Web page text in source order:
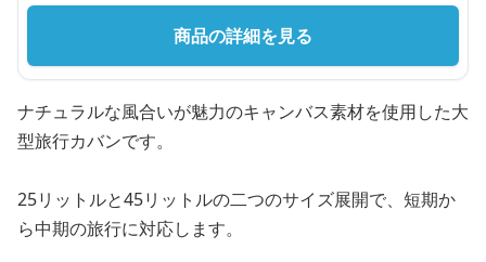
商品の詳細を見る
ナチュラルな風合いが魅力のキャンバス素材を使用した大
型旅行カバンです。
25リットルと45リットルの二つのサイズ展開で、短期か
ら中期の旅行に対応します。